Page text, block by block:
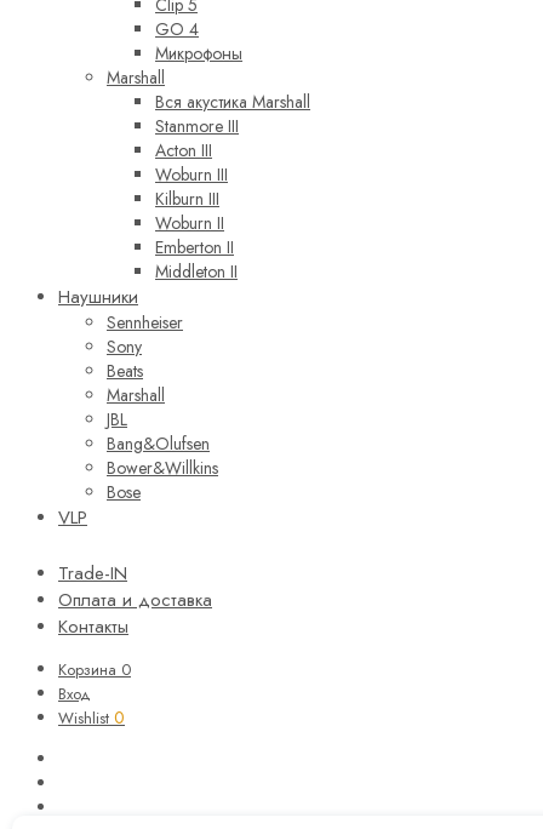
Clip 5
GO 4
Микрофоны
Marshall
Вся акустика Marshall
Stanmore III
Acton III
Woburn III
Kilburn III
Woburn II
Emberton II
Middleton II
Наушники
Sennheiser
Sony
Beats
Marshall
JBL
Bang&Olufsen
Bower&Willkins
Bose
VLP
Trade-IN
Оплата и доставка
Контакты
Корзина 0
Вход
Wishlist 0